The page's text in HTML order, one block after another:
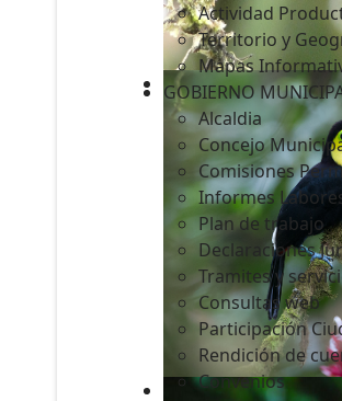
Actividad
Territorio y
Mapas
GOBIERNO
Alcaldia
Concejo
Comisiones
Informes
Plan de trabajo
Declaraciones
Tramites y
Consultas web
Participación
Rendición de
Convenios